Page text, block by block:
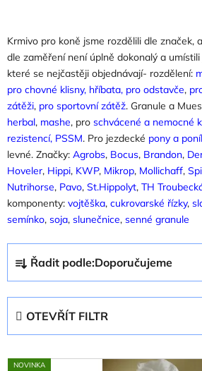
Krmivo pro koně jsme rozdělili dle značek,
dle zaměření není úplně dokonalý a
které se nejčastěji objednávají- rozdělení:
pro chovné klisny, hříbata, pro odstavče,
zátěži, pro sportovní zátěž. Granule a
herbal, mashe, pro schvácené a nemocné
rezistencí, PSSM. Pro jezdecké pony a
levné. Značky: Agrobs, Bocus, Brandon,
Hoveler, Hippi, KWP, Mikrop, Mollichaff,
Nutrihorse, Pavo, St.Hippolyt, TH
komponenty: vojtěška, cukrovarské řízky,
semínko, soja, slunečnice, senné granule
a
z
p
Řadit podle:Doporučujeme
OTEVŘÍT FILTR
VNOVINKA